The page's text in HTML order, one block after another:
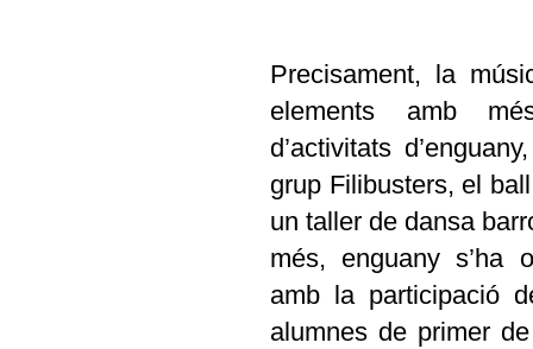
Precisament, la
elements amb
d’activitats
grup Filibusters, el
un taller de dansa
més, enguany s’ha
amb la participació
alumnes de primer